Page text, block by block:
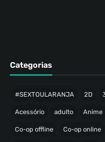
Categorias
#SEXTOULARANJA 2D
Acessório adulto Anime
Co-op offline Co-op online